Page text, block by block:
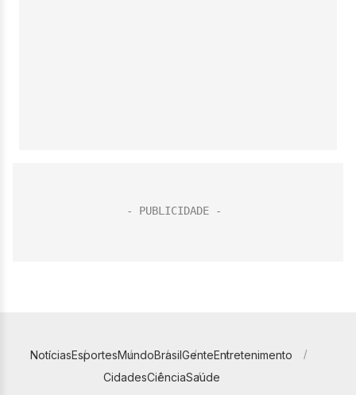
NotíciasEsportesMundoBrasilGenteEntretenimento
CidadesCiênciaSaúde